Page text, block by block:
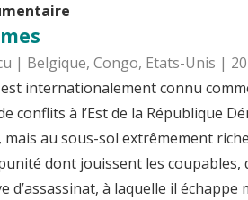
| Belgique, Congo, Etats-Unis |
internationalement connu
conflits à l’Est de la République
au sous-sol extrêmement
dont jouissent les coupables,
d’assassinat, à laquelle il échappe